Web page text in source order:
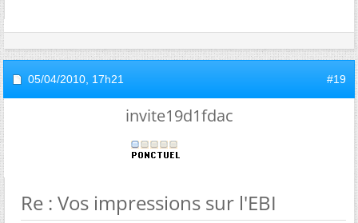
05/04/2010, 17h21 #19
invite19d1fdac
Re : Vos impressions sur l'EBI